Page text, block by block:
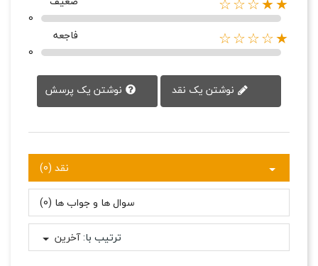
★★☆☆☆
0
★☆☆☆☆
فاجعه
0
نوشتن یک پرسش
نقد (0)
سوال ها و جواب ها (0)
ترتیب با:آخرین